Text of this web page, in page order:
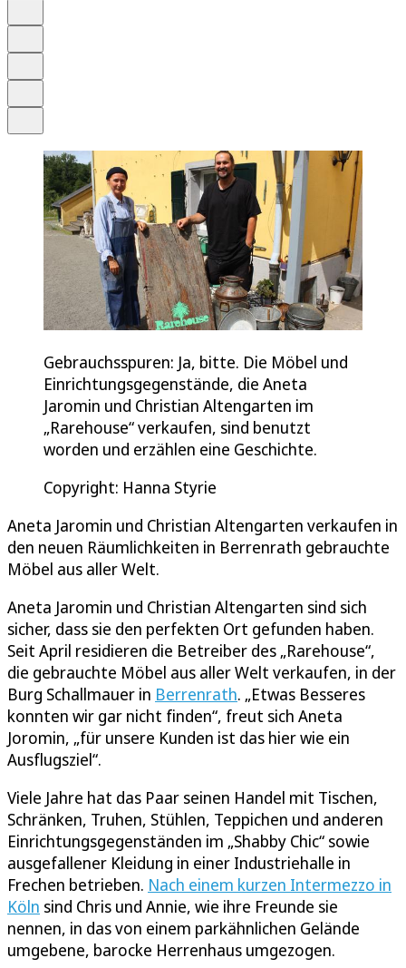
Gebrauchsspuren: Ja, bitte. Die Möbel und
Einrichtungsgegenstände, die Aneta
Jaromin und Christian Altengarten im
„Rarehouse“ verkaufen, sind benutzt
worden und erzählen eine Geschichte.
Copyright: Hanna Styrie
Aneta Jaromin und Christian Altengarten verkaufen in
den neuen Räumlichkeiten in Berrenrath gebrauchte
Möbel aus aller Welt.
Aneta Jaromin und Christian Altengarten sind sich
sicher, dass sie den perfekten Ort gefunden haben.
Seit April residieren die Betreiber des „Rarehouse“,
die gebrauchte Möbel aus aller Welt verkaufen, in der
Burg Schallmauer in Berrenrath. „Etwas Besseres
konnten wir gar nicht finden“, freut sich Aneta
Joromin, „für unsere Kunden ist das hier wie ein
Ausflugsziel“.
Viele Jahre hat das Paar seinen Handel mit Tischen,
Schränken, Truhen, Stühlen, Teppichen und anderen
Einrichtungsgegenständen im „Shabby Chic“ sowie
ausgefallener Kleidung in einer Industriehalle in
Frechen betrieben. Nach einem kurzen Intermezzo in
Köln sind Chris und Annie, wie ihre Freunde sie
nennen, in das von einem parkähnlichen Gelände
umgebene, barocke Herrenhaus umgezogen.